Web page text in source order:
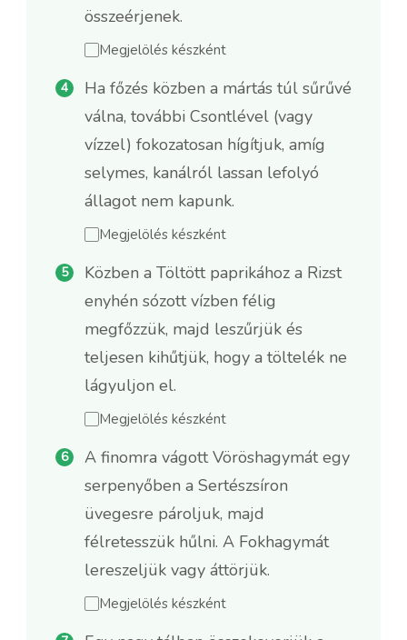
összeérjenek.
Megjelölés készként
Ha főzés közben a mártás túl sűrűvé
válna, további Csontlével (vagy
vízzel) fokozatosan hígítjuk, amíg
selymes, kanálról lassan lefolyó
állagot nem kapunk.
Megjelölés készként
Közben a Töltött paprikához a Rizst
enyhén sózott vízben félig
megfőzzük, majd leszűrjük és
teljesen kihűtjük, hogy a töltelék ne
lágyuljon el.
Megjelölés készként
A finomra vágott Vöröshagymát egy
serpenyőben a Sertészsíron
üvegesre pároljuk, majd
félretesszük hűlni. A Fokhagymát
lereszeljük vagy áttörjük.
Megjelölés készként